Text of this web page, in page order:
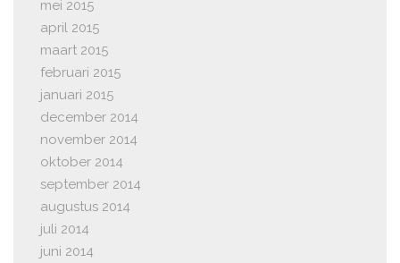
mei 2015
april 2015
maart 2015
februari 2015
januari 2015
december 2014
november 2014
oktober 2014
september 2014
augustus 2014
juli 2014
juni 2014